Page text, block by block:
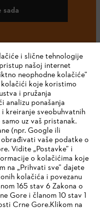
sada
#STIHL
NICHT
nicht unterstützen. Für
i slične tehnologije
našoj internet
neophodne kolačiće”
koje koristimo
i pružanja
analizu ponašanja
kreiranje sveobuhvatnih
uz vaš pristanak.
(npr. Google ili
vaše podatke o
Vidite „Postavke” i
o kolačićima koje
na „Prihvati sve” dajete
kolačića i povezanu
165 stav 6 Zakona o
Gore i članom 10 stav 1
Crne Gore.Klikom na